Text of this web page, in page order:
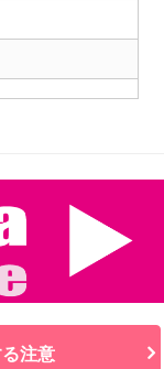
注意